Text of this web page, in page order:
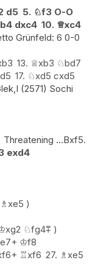
d5 5. ♘f3 O-O
b4 dxc4 10. ♕xc4
Grünfeld: 6 0-0
13. ♕xb3 ♘bd7
d5 17. ♘xd5 cxd5
(2571) Sochi
Threatening ...Bxf5.
exd4
♗xe5
xg2 ♘fg4⩱
e7+ ♔f8
♖xf6 27. ♗xe5